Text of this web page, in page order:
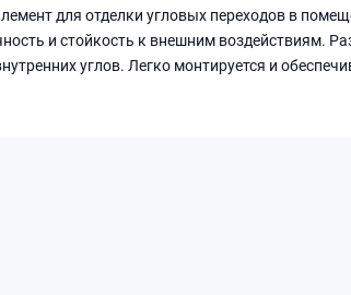
для отделки угловых переходов в
и стойкость к внешним воздействиям.
углов. Легко монтируется и